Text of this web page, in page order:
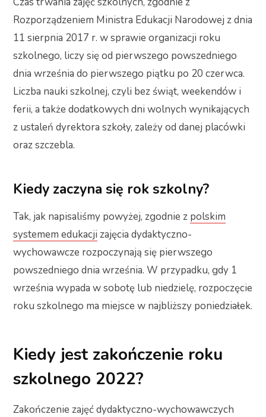
Rozporządzeniem Ministra Edukacji Narodowej z dnia
11 sierpnia 2017 r. w sprawie organizacji roku
szkolnego, liczy się od pierwszego powszedniego
dnia września do pierwszego piątku po 20 czerwca.
Liczba nauki szkolnej, czyli bez świąt, weekendów i
ferii, a także dodatkowych dni wolnych wynikających
z ustaleń dyrektora szkoły, zależy od danej placówki
oraz szczebla.
Kiedy zaczyna się rok szkolny?
Tak, jak napisaliśmy powyżej, zgodnie z polskim
systemem edukacji zajęcia dydaktyczno-
wychowawcze rozpoczynają się pierwszego
powszedniego dnia września. W przypadku, gdy 1
września wypada w sobotę lub niedzielę, rozpoczęcie
roku szkolnego ma miejsce w najbliższy poniedziałek.
Kiedy jest zakończenie roku
szkolnego 2022?
Zakończenie zajęć dydaktyczno-wychowawczych